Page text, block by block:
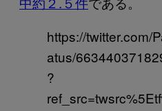
https://twitter.com/
atus/
?